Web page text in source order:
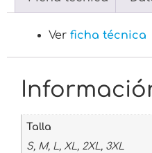
Ver ficha técnica
Talla
S, M, L, XL, 2XL, 3XL